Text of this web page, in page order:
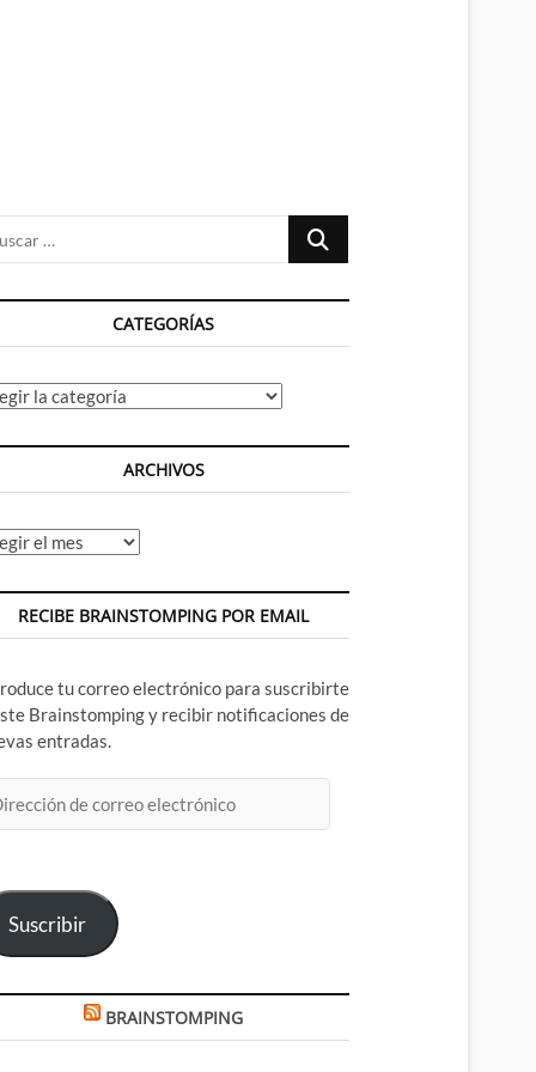
Buscar
CATEGORÍAS
ARCHIVOS
RECIBE BRAINSTOMPING POR EMAIL
tu correo electrónico para suscribirte
Brainstomping y recibir notificaciones de
entradas.
Suscribir
BRAINSTOMPING